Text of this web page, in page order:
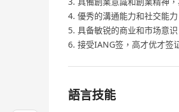
4. 優秀的溝通能力和社交能力
5. 具备敏锐的商业和市场意
6. 接受IANG签，高才优才签
語言技能